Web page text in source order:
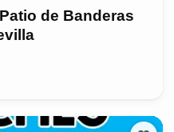
de Banderas